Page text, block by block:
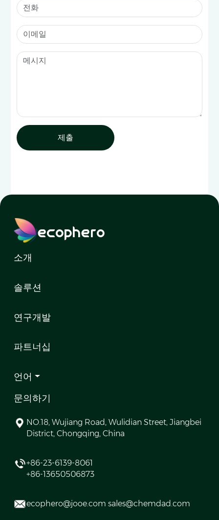
제출
ecophero
소개
솔루션
연구개발
파트너십
언어
문의하기
NO.18, Wujiang Road, Wulidian Street, Jiangbei
District, Chongqing, China
+86-23-6139-8061
+86-13650506873
ecophero@jooe.com sales@chemdad.com